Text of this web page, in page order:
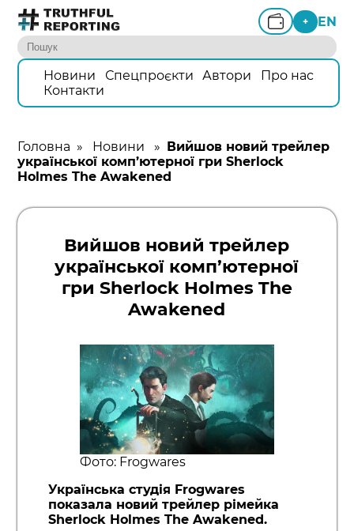
+ EN
Новини Спецпроєкти Автори
Про нас
Контакти
Головна » Новини » Вийшов новий трейлер
української комп’ютерної гри Sherlock
Holmes The Awakened
Вийшов новий трейлер
української комп’ютерної
гри Sherlock Holmes The
Awakened
Фото: Frogwares
Українська студія Frogwares
показала новий трейлер рімейка
Sherlock Holmes The Awakened.